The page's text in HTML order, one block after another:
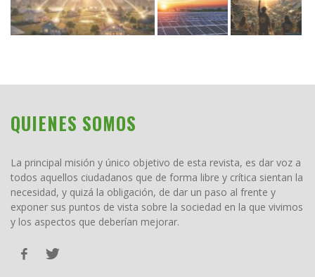
QUIENES SOMOS
La principal misión y único objetivo de esta revista, es dar voz a
todos aquellos ciudadanos que de forma libre y crítica sientan la
necesidad, y quizá la obligación, de dar un paso al frente y
exponer sus puntos de vista sobre la sociedad en la que vivimos
y los aspectos que deberían mejorar.